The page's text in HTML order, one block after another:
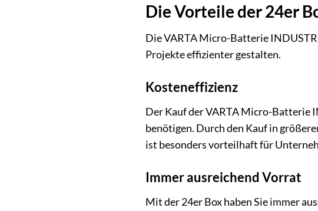
Die Vorteile der 24er
Die VARTA Micro-Batterie
Projekte effizienter gestalten.
Kosteneffizienz
Der Kauf der VARTA Micro-Batterie
benötigen. Durch den Kauf in
ist besonders vorteilhaft für
Immer ausreichend Vorrat
Mit der 24er Box haben Sie immer